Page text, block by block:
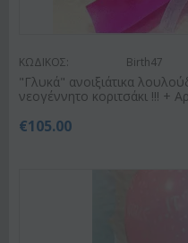
ΚΩΔΙΚΟΣ: Birth47
"Γλυκά" ανοιξιάτικα
νεογέννητο κοριτσάκι !!! +
€105.00